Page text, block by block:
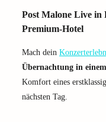
Post Malone Live
Premium-Hotel
Mach dein
Übernachtung in
Komfort eines
nächsten Tag.